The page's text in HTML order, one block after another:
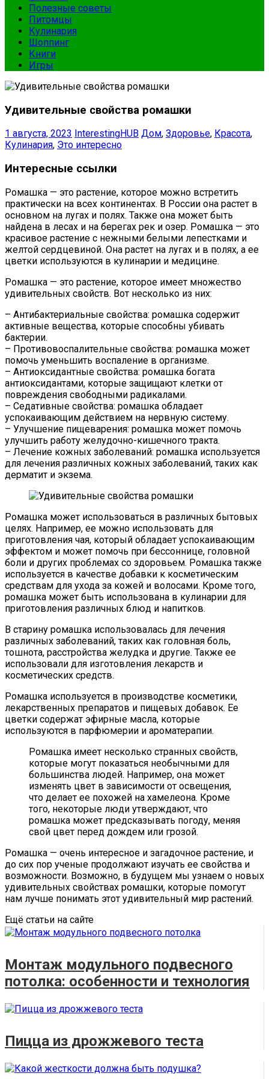
Полезные советы
Питомцы
Кулинария
Шоппинг
Книги
Игры
Удивительные свойства ромашки
1 августа, 2023 InterestingHUB Дом, Здоровье, Красота,
Кулинария, Это интересно
Интересные ссылки
Ромашка — это растение, которое можно встретить
практически на всех континентах. В России она растет в
основном на лугах и полях. Также она может быть
найдена в лесах и на берегах рек и озер. Ромашка — это
красивое растение с нежными белыми лепестками и
желтой сердцевиной. Она растет на лугах и в полях, а ее
цветки используются в кулинарии и медицине.
Ромашка — это растение, которое имеет множество
удивительных свойств. Вот несколько из них:
– Антибактериальные свойства: ромашка содержит
активные вещества, которые способны убивать
бактерии.
– Противовоспалительные свойства: ромашка может
помочь уменьшить воспаление в организме.
– Антиоксидантные свойства: ромашка богата
антиоксидантами, которые защищают клетки от
повреждения свободными радикалами.
– Седативные свойства: ромашка обладает
успокаивающим действием на нервную систему.
– Улучшение пищеварения: ромашка может помочь
улучшить работу желудочно-кишечного тракта.
– Лечение кожных заболеваний: ромашка используется
для лечения различных кожных заболеваний, таких как
дерматит и экзема.
Ромашка может использоваться в различных бытовых
целях. Например, ее можно использовать для
приготовления чая, который обладает успокаивающим
эффектом и может помочь при бессоннице, головной
боли и других проблемах со здоровьем. Ромашка также
используется в качестве добавки к косметическим
средствам для ухода за кожей и волосами. Кроме того,
ромашка может быть использована в кулинарии для
приготовления различных блюд и напитков.
В старину ромашка использовалась для лечения
различных заболеваний, таких как головная боль,
тошнота, расстройства желудка и другие. Также ее
использовали для изготовления лекарств и
косметических средств.
Ромашка используется в производстве косметики,
лекарственных препаратов и пищевых добавок. Ее
цветки содержат эфирные масла, которые
используются в парфюмерии и ароматерапии.
Ромашка имеет несколько странных свойств,
которые могут показаться необычными для
большинства людей. Например, она может
изменять цвет в зависимости от освещения,
что делает ее похожей на хамелеона. Кроме
того, некоторые люди утверждают, что
ромашка может предсказывать погоду, меняя
свой цвет перед дождем или грозой.
Ромашка — очень интересное и загадочное растение, и
до сих пор ученые продолжают изучать ее свойства и
возможности. Возможно, в будущем мы узнаем о новых
удивительных свойствах ромашки, которые помогут
нам лучше понимать этот удивительный мир растений.
Ещё статьи на сайте
Монтаж модульного подвесного
потолка: особенности и технология
Пицца из дрожжевого теста